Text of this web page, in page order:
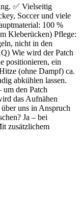
✅ Vielseitig
Soccer und viele
100 %
Kleberücken) Pflege:
nicht in den
Wie wird der Patch
positionieren, ein
(ohne Dampf) ca.
abkühlen lassen.
um den Patch
das Aufnähen
uns in Anspruch
Ja – bei
zusätzlichem